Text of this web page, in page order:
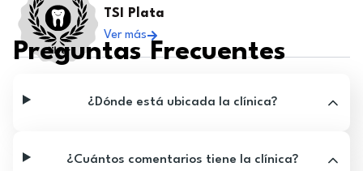
TSI Plata
Ver más
Preguntas Frecuentes
¿Dónde está ubicada la clínica?
¿Cuántos comentarios tiene la clínica?